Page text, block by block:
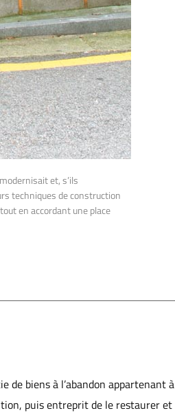
et, s’ils
techniques de construction
en accordant une place
biens à l’abandon appartenant à
puis entreprit de le restaurer et